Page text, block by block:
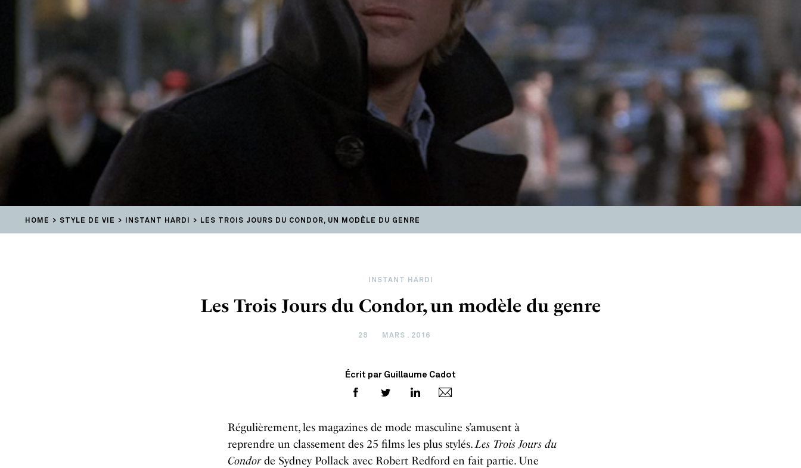
HOME STYLE DE VIE INSTANT HARDI LES TROIS JOURS DU CONDOR, UN MODÈLE DU GENRE
INSTANT HARDI
Les Trois Jours du Condor, un modèle du genre
28 MARS . 2016
Écrit par Guillaume Cadot
Régulièrement, les magazines de mode masculine s’amusent à
reprendre un classement des 25 films les plus stylés.Les Trois Jours du
Condorde Sydney Pollack avec Robert Redford en fait partie. Une